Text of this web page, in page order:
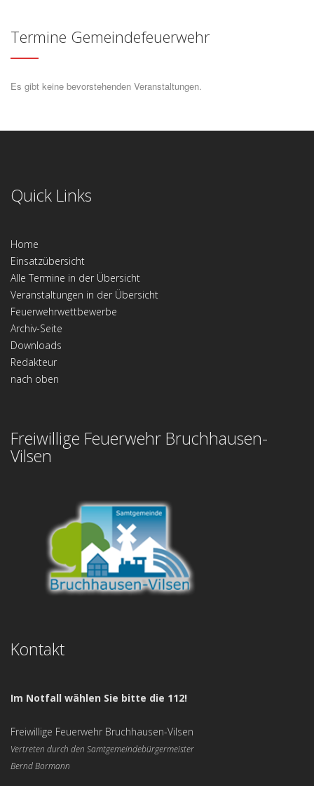
Termine Gemeindefeuerwehr
Es gibt keine bevorstehenden Veranstaltungen.
Quick Links
Home
Einsatzübersicht
Alle Termine in der Übersicht
Veranstaltungen in der Übersicht
Feuerwehrwettbewerbe
Archiv-Seite
Downloads
Redakteur
nach oben
Freiwillige Feuerwehr Bruchhausen-
Vilsen
Kontakt
Im Notfall wählen Sie bitte die 112!
Freiwillige Feuerwehr Bruchhausen-Vilsen
Vertreten durch den Samtgemeindebürgermeister
Bernd Bormann